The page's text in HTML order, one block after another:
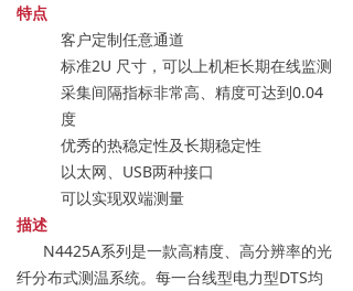
特点
客户定制任意通道
标准2U 尺寸，可以上机柜长期在线监测
采集间隔指标非常高、精度可达到0.04
度
优秀的热稳定性及长期稳定性
以太网、USB两种接口
可以实现双端测量
描述
N4425A系列是一款高精度、高分辨率的光
纤分布式测温系统。每一台线型电力型DTS均